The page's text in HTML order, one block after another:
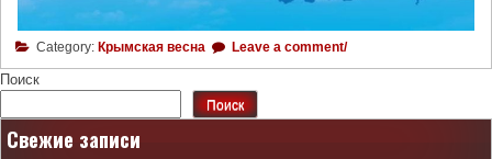
Category: Крымская весна Leave a comment/
Поиск
Поиск
Свежие записи